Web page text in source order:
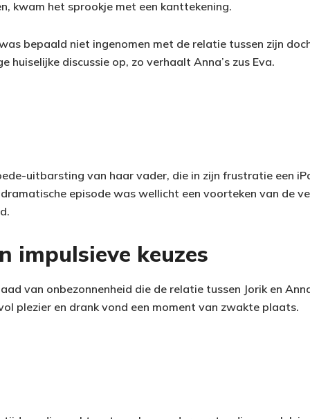
kwam het sprookje met een kanttekening.
bepaald niet ingenomen met de relatie tussen zijn
huiselijke discussie op, zo verhaalt Anna’s zus Eva.
uitbarsting van haar vader, die in zijn frustratie een
episode was wellicht een voorteken van de
impulsieve keuzes
van onbezonnenheid die de relatie tussen Jorik en
plezier en drank vond een moment van zwakte plaats.